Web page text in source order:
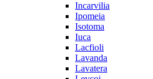
Incarvilia
Ipomeia
Isotoma
Iuca
Lacfioli
Lavanda
Lavatera